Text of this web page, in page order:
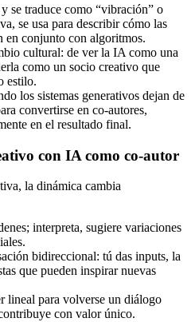
se traduce como “vibración” o
se usa para describir cómo las
en conjunto con algoritmos.
cultural: de ver la IA como una
como un socio creativo que
estilo.
los sistemas generativos dejan de
convertirse en co-autores,
en el resultado final.
con IA como co-autor
la dinámica cambia
interpreta, sugiere variaciones
bidireccional: tú das inputs, la
que pueden inspirar nuevas
lineal para volverse un diálogo
con valor único.